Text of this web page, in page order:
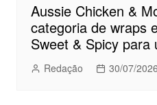
Aussie Chicken &
categoria de wraps
Sweet & Spicy
Redação 30/07/2026